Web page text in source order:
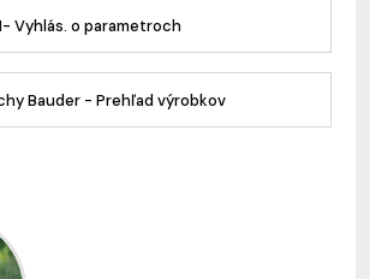
Vyhlás. o parametroch
Bauder - Prehľad výrobkov